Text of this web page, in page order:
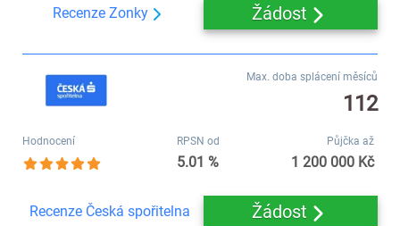
Recenze Zonky Žádost
Max. doba splácení měsíců
112
Hodnocení RPSN od
5.01 %
Půjčka až
1 200 000 Kč
Recenze Česká spořitelna Žádost